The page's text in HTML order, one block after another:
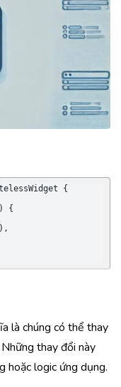
{
là chúng có thể thay
thay đổi này
hoặc logic ứng dụng.